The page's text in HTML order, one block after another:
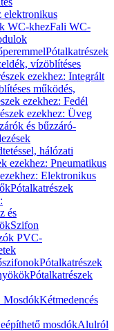
elektronikus
WC-khezFali WC-
Pótalkatrészek
vízöblítéses
ezekhez: Integrált
működés,
ezekhez: Fedél
ezekhez: Üveg
és bűzzáró-
hálózati
ezekhez: Pneumatikus
Elektronikus
Pótalkatrészek
és
Szifon
PVC-
Pótalkatrészek
Pótalkatrészek
MosdókKétmedencés
mosdókAlulról